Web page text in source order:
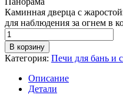
Каминная дверца с
для наблюдения за огнем в
Количество
товара
Печь
для
бани
Сибирь-20
В корзину
Категория: Печи для бань и
Описание
Детали